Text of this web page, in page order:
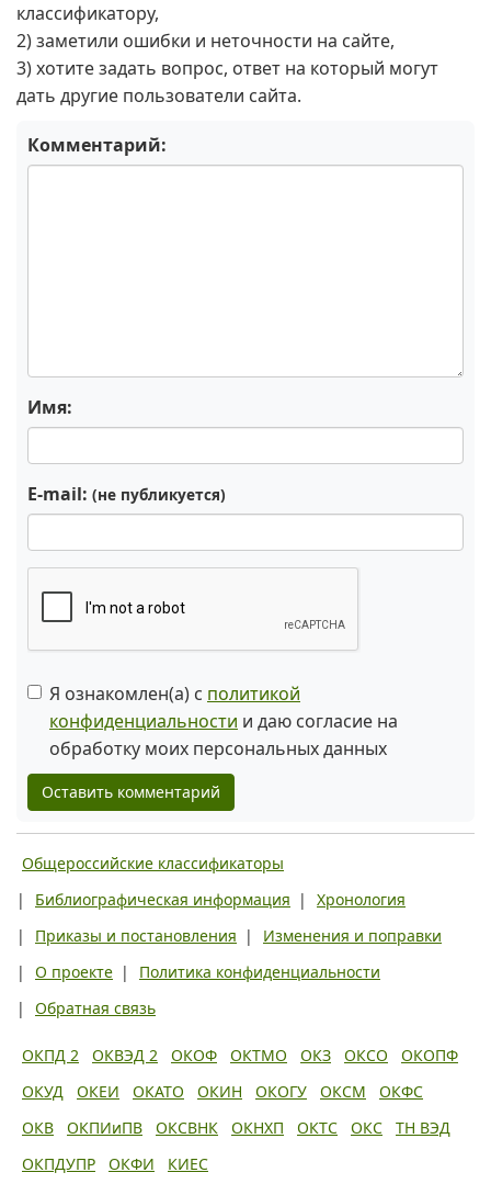
классификатору,
2) заметили ошибки и неточности на сайте,
3) хотите задать вопрос, ответ на который могут
дать другие пользователи сайта.
Комментарий:
Имя:
E-mail: (не публикуется)
Я ознакомлен(а) с политикой
конфиденциальности и даю согласие на
обработку моих персональных данных
Оставить комментарий
Общероссийские классификаторы
|
Библиографическая информация |
Хронология
|
Приказы и постановления |
Изменения и поправки
|
О проекте |
Политика конфиденциальности
|
Обратная связь
ОКПД 2 ОКВЭД 2 ОКОФ ОКТМО ОКЗ ОКСО
ОКОПФ
ОКУД
ОКЕИ ОКАТО ОКИН ОКОГУ ОКСМ
ОКФС
ОКВ
ОКПИиПВ ОКСВНК ОКНХП ОКТС ОКС
ТН ВЭД
ОКПДУПР
ОКФИ
КИЕС